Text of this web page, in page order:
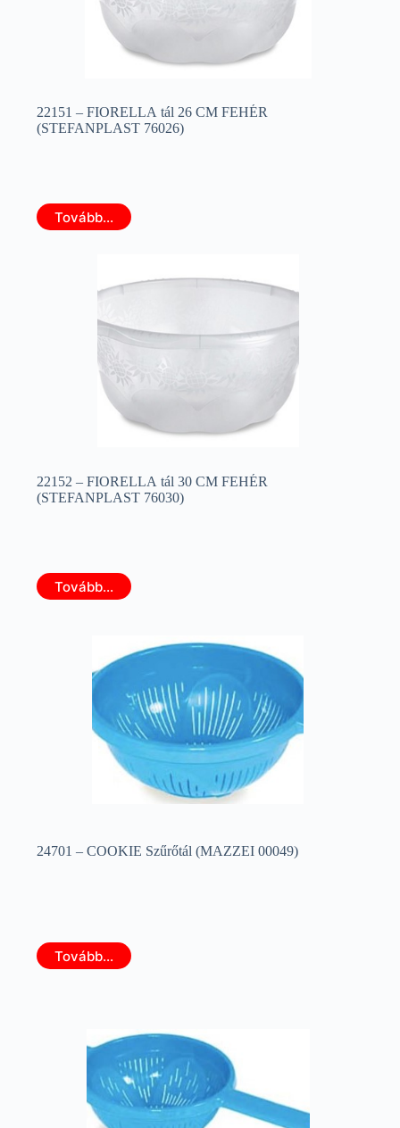
22151 – FIORELLA tál 26 CM FEHÉR
(STEFANPLAST 76026)
Tovább...
22152 – FIORELLA tál 30 CM FEHÉR
(STEFANPLAST 76030)
Tovább...
24701 – COOKIE Szűrőtál (MAZZEI 00049)
Tovább...